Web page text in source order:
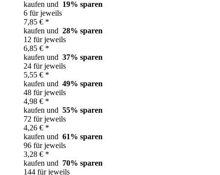
kaufen und 19% sparen
6 für jeweils
7,85 € *
kaufen und 28% sparen
12 für jeweils
6,85 € *
kaufen und 37% sparen
24 für jeweils
5,55 € *
kaufen und 49% sparen
48 für jeweils
4,98 € *
kaufen und 55% sparen
72 für jeweils
4,26 € *
kaufen und 61% sparen
96 für jeweils
3,28 € *
kaufen und 70% sparen
144 für jeweils